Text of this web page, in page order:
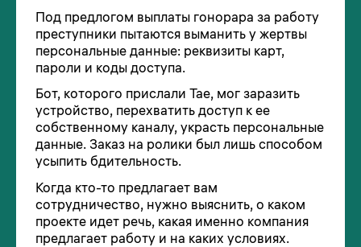
Под предлогом выплаты гонорара за работу
преступники пытаются выманить у жертвы
персональные данные: реквизиты карт,
пароли и коды доступа.
Бот, которого прислали Тае, мог заразить
устройство, перехватить доступ к ее
собственному каналу, украсть персональные
данные. Заказ на ролики был лишь способом
усыпить бдительность.
Когда кто-то предлагает вам
сотрудничество, нужно выяснить, о каком
проекте идет речь, какая именно компания
предлагает работу и на каких условиях.